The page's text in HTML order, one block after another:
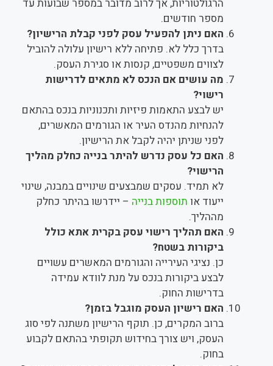
הרגולטוריות, אך לרוב מדובר במספר שבועות עד
מספר חודשים.
האם ניתן להפעיל עסק לפני קבלת הרישיון?
בדרך כלל לא. פתיחה ללא רישיון עלולה להוביל
לצווים משפטיים, קנסות או סגירת העסק.
מה עושים אם הנכס לא מתאים לדרישות
רישוי?
יש לבצע התאמות פיזיות ותכנוניות בנכס בהתאם
להנחיות מהנדס העיר או הגורמים המאשרים,
לפני שניתן יהיה לקבל את הרישיון.
האם כל עסק נדרש להיתר בנייה כחלק מהליך
הרישוי?
לא תמיד. עסקים שמבצעים שינויים במבנה, שינוי
ייעוד או תוספות בנייה – יידרשו בהיתר כחלק
מההליך.
האם תהליך רישוי עסק בקרית אתא כולל
ביקורות בשטח?
כן. נציגי העירייה והגורמים המאשרים עשויים
לבצע ביקורות בנכס על מנת לוודא עמידה
בדרישות החוק.
האם רישיון העסק מוגבל בזמן?
ברוב המקרים, כן. תוקף הרישיון משתנה לפי סוג
העסק, ויש צורך בחידוש תקופתי בהתאם לקבוע
בחוק.